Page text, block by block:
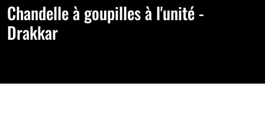
Chandelle à goupilles à l'unité -
Drakkar